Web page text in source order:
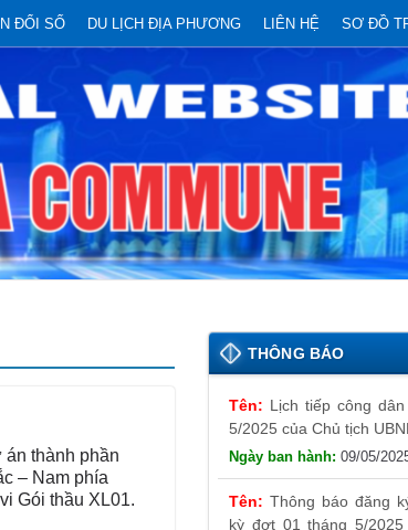
ĐỔI SỐ DU LỊCH ĐỊA PHƯƠNG LIÊN HỆ SƠ ĐỒ
thành phần
– Nam phía
Gói thầu XL01.
THÔNG BÁO
Lịch tiếp công
09/05/
Thông báo đăng
huyện